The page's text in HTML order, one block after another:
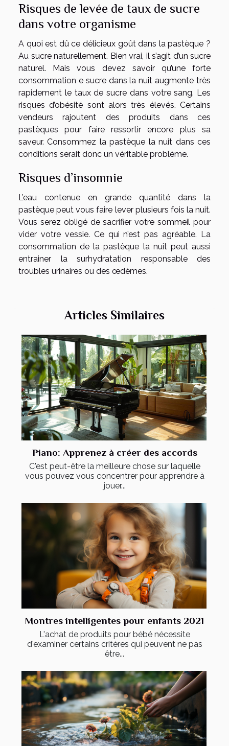
Risques de levée de taux de sucre
dans votre organisme
A quoi est dû ce délicieux goût dans la pastèque ?
Au sucre naturellement. Bien vrai, il s’agit d’un sucre
naturel. Mais vous devez savoir qu’une forte
consommation e sucre dans la nuit augmente très
rapidement le taux de sucre dans votre sang. Les
risques d’obésité sont alors très élevés. Certains
vendeurs rajoutent des produits dans ces
pastèques pour faire ressortir encore plus sa
saveur. Consommez la pastèque la nuit dans ces
conditions serait donc un véritable problème.
Risques d’insomnie
L’eau contenue en grande quantité dans la
pastèque peut vous faire lever plusieurs fois la nuit.
Vous serez obligé de sacrifier votre sommeil pour
vider votre vessie. Ce qui n’est pas agréable. La
consommation de la pastèque la nuit peut aussi
entrainer la surhydratation responsable des
troubles urinaires ou des œdèmes.
Articles Similaires
Piano: Apprenez à créer des accords
C'est peut-être la meilleure chose sur laquelle
vous pouvez vous concentrer pour apprendre à
jouer...
Montres intelligentes pour enfants 2021
L'achat de produits pour bébé nécessite
d'examiner certains critères qui peuvent ne pas
être...